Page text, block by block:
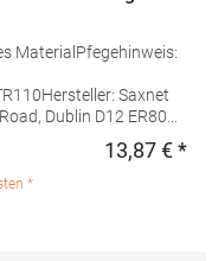
Saxnet
Dublin D12 ER80
13,87 € *
*